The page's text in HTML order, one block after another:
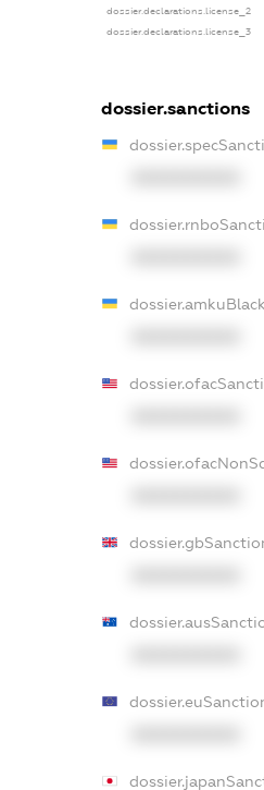
dossier.declarations.license_2
dossier.declarations.license_3
dossier.sanctions